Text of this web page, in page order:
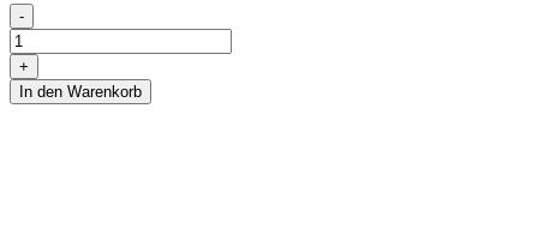
"Modern
Style"
-
Seifenset
mit
-
+
In den Warenkorb